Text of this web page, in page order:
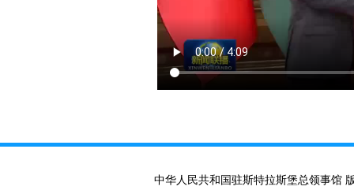
中华人民共和国驻斯特拉斯堡总领事馆